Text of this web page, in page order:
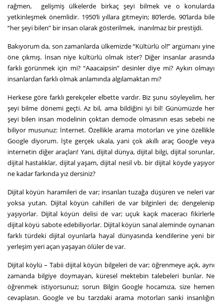
rağmen, gelişmiş ülkelerde birkaç şeyi bilmek ve o konularda
yetkinleşmek önemlidir. 1950’li yıllara gitmeyin; 80’lerde, 90’larda bile
“her şeyi bilen” bir insan olarak gösterilmek, inanılmaz bir prestijdi.
Bakıyorum da, son zamanlarda ülkemizde “Kültürlü ol!” argümanı yine
öne çıkmış. İnsan niye kültürlü olmak ister? Diğer insanlar arasında
farklı görünmek için mi? “Aaacaipsin” desinler diye mi? Aykırı olmayı
insanlardan farklı olmak anlamında algılamaktan mı?
Herkese göre farklı gerekçeler elbette vardır. Biz şunu söyleyelim, her
şeyi bilme dönemi geçti. Az bil, ama bildiğini iyi bil! Günümüzde her
şeyi bilen insan modelinin çoktan demode olmasının esas sebebi ne
biliyor musunuz: İnternet. Özellikle arama motorları ve yine özellikle
Google diyorum. İşte gerçek ukala, yani çok akıllı araç Google veya
internetin diğer araçları! Yani, dijital dünya, dijital bilgi, dijital sorunlar,
dijital hastalıklar, dijital yaşam, dijital nesil vb. bir dijital köyde yaşıyor
ne kadar farkında yız dersiniz?
Dijital köyün haramileri de var; insanları tuzağa düşüren ve neleri var
yoksa yutan. Dijital köyün cahilleri de var bilginleri de; dengelenip
yaşıyorlar. Dijital köyün delisi de var; uçuk kaçık maceracı fikirlerle
dijital köyü sabote edebiliyorlar. Dijital köyün sanal aleminde oynanan
farklı türdeki dijital oyunlarla hayal dünyasında kendilerine yeni bir
yerleşim yeri açan yaşayan ölüler de var.
Dijital köylü – Tabii dijital köyün bilgeleri de var; öğrenmeye açık, aynı
zamanda bilgiye doymayan, küresel mektebin talebeleri bunlar. Ne
öğrenmek istiyorsunuz; sorun Bilgin Google hocamıza, size hemen
cevaplasın. Google ve bu tarzdaki arama motorları sanki insanlığın